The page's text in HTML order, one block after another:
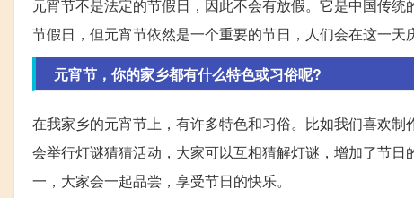
元宵节不是法定的节假日，因此不会有放假。它是中国传
节假日，但元宵节依然是一个重要的节日，人们会在这一天
元宵节，你的家乡都有什么特色或习俗呢?
在我家乡的元宵节上，有许多特色和习俗。比如我们喜欢
会举行灯谜猜猜活动，大家可以互相猜解灯谜，增加了节
一，大家会一起品尝，享受节日的快乐。